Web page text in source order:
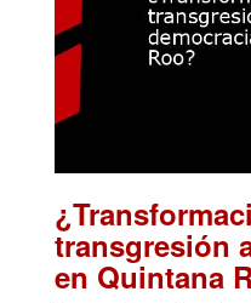
transgresión
en Quintana